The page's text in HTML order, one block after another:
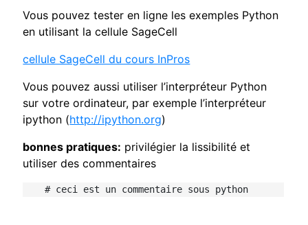
Vous pouvez tester en ligne les exemples Python
en utilisant la cellule SageCell
cellule SageCell du cours InPros
Vous pouvez aussi utiliser l’interpréteur Python
sur votre ordinateur, par exemple l’interpréteur
ipython (http://ipython.org)
bonnes pratiques: privilégier la lissibilité et
utiliser des commentaires
    # ceci est un commentaire sous python